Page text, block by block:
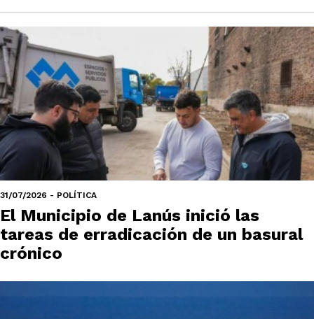
31/07/2026 - POLÍTICA
El Municipio de Lanús inició las
tareas de erradicación de un basural
crónico